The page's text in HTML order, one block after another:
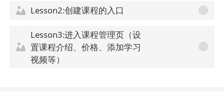
Lesson2:创建课程的入口
Lesson3:进入课程管理页（设
置课程介绍、价格、添加学习
视频等）